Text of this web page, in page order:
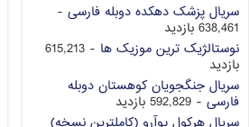
سریال پزشک دهکده دوبله فارسی -
638,461 بازدید
نوستالژیک ترین موزیک ها
- 615,213
بازدید
سریال جنگجویان کوهستان دوبله
فارسی - 592,829 بازدید